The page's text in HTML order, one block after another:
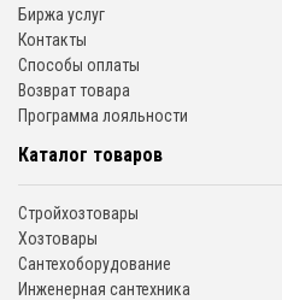
Биржа услуг
Контакты
Способы оплаты
Возврат товара
Программа лояльности
Каталог товаров
Стройхозтовары
Хозтовары
Сантехоборудование
Инженерная сантехника